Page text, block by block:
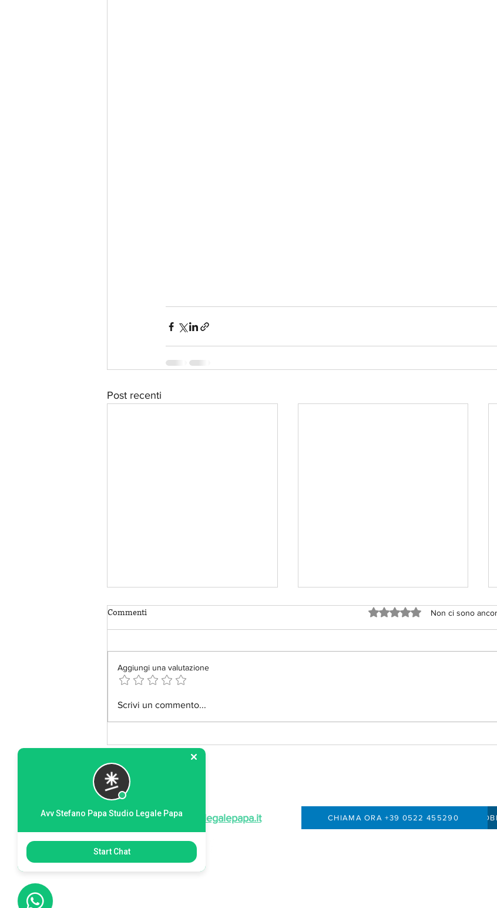
Post recenti
Il rischio della memoria digitale.
Commenti Valutazione 0 stelle su 5.
Non ci sono
Aggiungi una valutazione
Scrivi un commento...
papa@studiolegalepapa.it CHIAMA ORA +39 0522 455290
Avv Stefano Papa Studio Legale Papa
Start Chat